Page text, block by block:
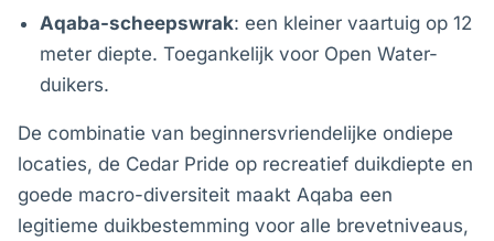
Aqaba-scheepswrak: een kleiner vaartuig op 12
meter diepte. Toegankelijk voor Open Water-
duikers.
De combinatie van beginnersvriendelijke ondiepe
locaties, de Cedar Pride op recreatief duikdiepte en
goede macro-diversiteit maakt Aqaba een
legitieme duikbestemming voor alle brevetniveaus,